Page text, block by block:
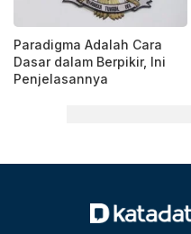
Paradigma Adalah Cara
Dasar dalam Berpikir, Ini
Penjelasannya